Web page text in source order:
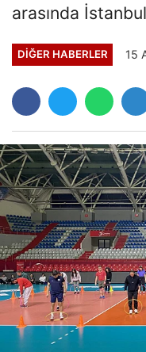
arasında
DIĞER HABERLER 15